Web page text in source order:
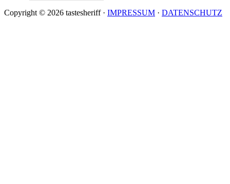
Copyright © 2026 tastesheriff · IMPRESSUM · DATENSCHUTZ